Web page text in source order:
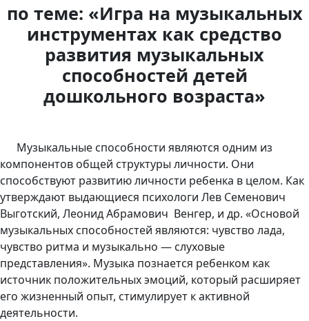
по теме: «Игра на музыкальных
инструментах как средство
развития музыкальных
способностей детей
дошкольного возраста»
Музыкальные способности являются одним из
компонентов общей структуры личности. Они
способствуют развитию личности ребенка в целом. Как
утверждают выдающиеся психологи Лев Семенович
Выготский, Леонид Абрамович Венгер, и др. «Основой
музыкальных способностей являются: чувство лада,
чувство ритма и музыкально — слуховые
представления». Музыка познается ребенком как
источник положительных эмоций, который расширяет
его жизненный опыт, стимулирует к активной
деятельности.